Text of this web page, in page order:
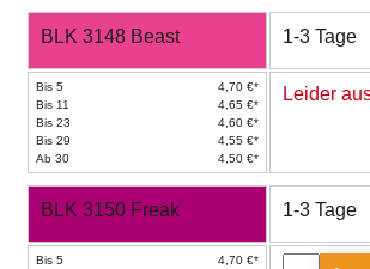
BLK 3148 Beast 1-3 Tage
Bis 5
4,70 €*
Bis 11
4,65 €*
Bis 23
4,60 €*
Bis 29
4,55 €*
Ab 30
4,50 €*
Leider
BLK 3150 Freak 1-3 Tage
Bis 5
4,70 €*